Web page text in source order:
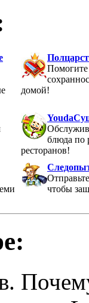
домой!
блюда по
ресторанов!
чтобы